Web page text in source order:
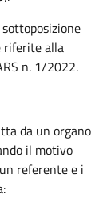
riferite alla
n. 1/2022.
da un organo
il motivo
referente e i